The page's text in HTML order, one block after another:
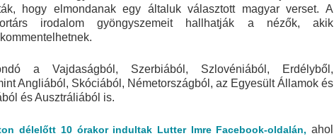
hogy elmondanak egy általuk választott magyar verset. A
irodalom gyöngyszemeit hallhatják a nézők, akik
a Vajdaságból, Szerbiából, Szlovéniából, Erdélyből,
Angliából, Skóciából, Németországból, az Egyesült Államok és
és Ausztráliából is.
délelőtt 10 órakor indultak Lutter Imre Facebook-oldalán, ahol